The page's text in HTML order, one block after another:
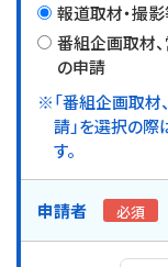
報道取材・撮
番組企画取材
の申請
※「番組企画取材
請」を選択の際
す。
申請者 必須